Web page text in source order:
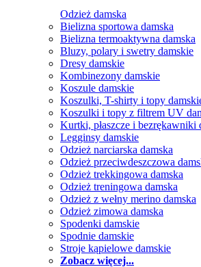
Odzież damska
Bielizna sportowa damska
Bielizna termoaktywna damska
Bluzy, polary i swetry damskie
Dresy damskie
Kombinezony damskie
Koszule damskie
Koszulki, T-shirty i topy
Koszulki i topy z filtrem UV
Kurtki, płaszcze i bezrękawniki
Legginsy damskie
Odzież narciarska damska
Odzież przeciwdeszczowa
Odzież trekkingowa damska
Odzież treningowa damska
Odzież z wełny merino damska
Odzież zimowa damska
Spodenki damskie
Spodnie damskie
Stroje kąpielowe damskie
Zobacz więcej...